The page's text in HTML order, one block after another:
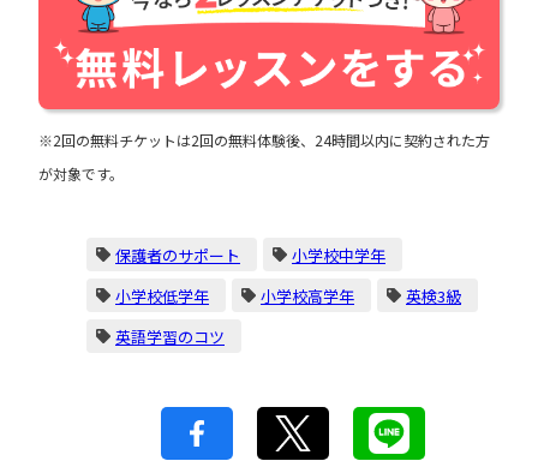
※2回の無料チケットは2回の無料体験後、24時間以内に契約された方
が対象です。
保護者のサポート
小学校中学年
小学校低学年
小学校高学年
英検3級
英語学習のコツ